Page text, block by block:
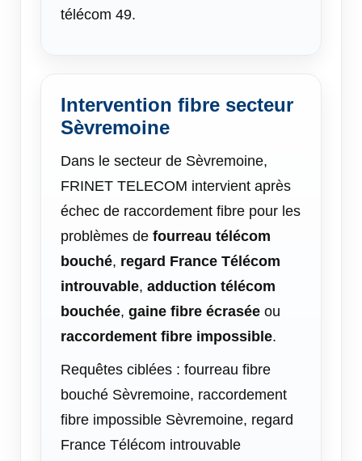
télécom 49.
Intervention fibre secteur
Sèvremoine
Dans le secteur de Sèvremoine,
FRINET TELECOM intervient après
échec de raccordement fibre pour les
problèmes de fourreau télécom
bouché, regard France Télécom
introuvable, adduction télécom
bouchée, gaine fibre écrasée ou
raccordement fibre impossible.
Requêtes ciblées : fourreau fibre
bouché Sèvremoine, raccordement
fibre impossible Sèvremoine, regard
France Télécom introuvable